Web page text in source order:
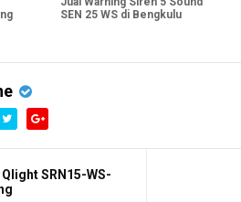
SEN 25 WS di Bengkulu
SRN15-WS-